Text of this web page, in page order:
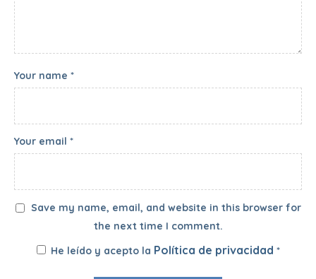
Your name *
Your email *
Save my name, email, and website in this browser for
the next time I comment.
He leído y acepto la Política de privacidad *